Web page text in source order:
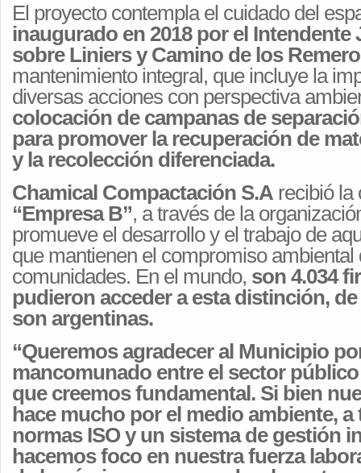
El proyecto contempla el cuidado del
inaugurado en 2018 por el Intendente
sobre Liniers y Camino de los
mantenimiento integral, que incluye la
diversas acciones con perspectiva
colocación de campanas de
para promover la recuperación de
y la recolección diferenciada.
Chamical Compactación S.A recibió la
“Empresa B”, a través de la
promueve el desarrollo y el trabajo de
que mantienen el compromiso ambiental
comunidades. En el mundo, son 4.034
pudieron acceder a esta distinción, de
son argentinas.
“Queremos agradecer al Municipio
mancomunado entre el sector
que creemos fundamental. Si bien
hace mucho por el medio ambiente, a
normas ISO y un sistema de gestión
hacemos foco en nuestra fuerza